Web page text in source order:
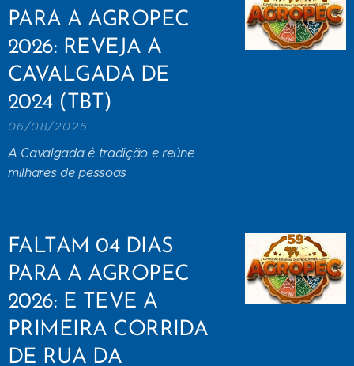
PARA A AGROPEC
2026: REVEJA A
CAVALGADA DE
2024 (TBT)
06/08/2026
A Cavalgada é tradição e reúne
milhares de pessoas
FALTAM 04 DIAS
PARA A AGROPEC
2026: E TEVE A
PRIMEIRA CORRIDA
DE RUA DA